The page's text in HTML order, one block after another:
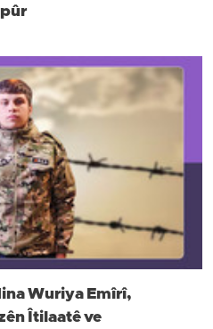
Wuriya Emîrî,
Îtilaatê ve